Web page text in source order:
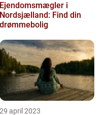
Ejendomsmægler i
Nordsjælland: Find din
drømmebolig
29 april 2023